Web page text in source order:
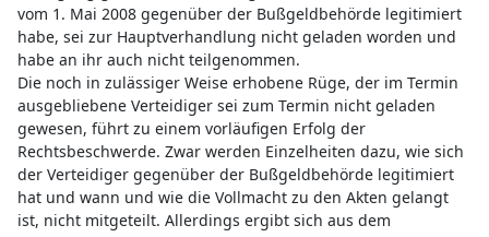
vom 1. Mai 2008 gegenüber der Bußgeldbehörde legitimiert
habe, sei zur Hauptverhandlung nicht geladen worden und
habe an ihr auch nicht teilgenommen.
Die noch in zulässiger Weise erhobene Rüge, der im Termin
ausgebliebene Verteidiger sei zum Termin nicht geladen
gewesen, führt zu einem vorläufigen Erfolg der
Rechtsbeschwerde. Zwar werden Einzelheiten dazu, wie sich
der Verteidiger gegenüber der Bußgeldbehörde legitimiert
hat und wann und wie die Vollmacht zu den Akten gelangt
ist, nicht mitgeteilt. Allerdings ergibt sich aus dem